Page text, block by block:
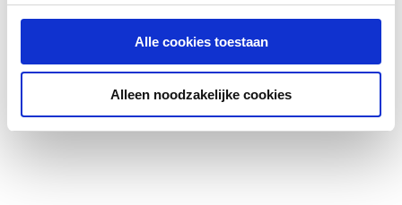
Alle cookies toestaan
Alleen noodzakelijke cookies